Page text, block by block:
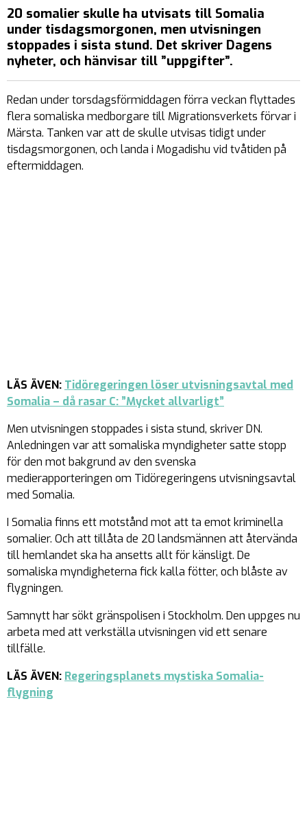
20 somalier skulle ha utvisats till Somalia
under tisdagsmorgonen, men utvisningen
stoppades i sista stund. Det skriver Dagens
nyheter, och hänvisar till ”uppgifter”.
Redan under torsdagsförmiddagen förra veckan flyttades
flera somaliska medborgare till Migrationsverkets förvar i
Märsta. Tanken var att de skulle utvisas tidigt under
tisdagsmorgonen, och landa i Mogadishu vid tvåtiden på
eftermiddagen.
LÄS ÄVEN: Tidöregeringen löser utvisningsavtal med
Somalia – då rasar C: ”Mycket allvarligt”
Men utvisningen stoppades i sista stund, skriver DN.
Anledningen var att somaliska myndigheter satte stopp
för den mot bakgrund av den svenska
medierapporteringen om Tidöregeringens utvisningsavtal
med Somalia.
I Somalia finns ett motstånd mot att ta emot kriminella
somalier. Och att tillåta de 20 landsmännen att återvända
till hemlandet ska ha ansetts allt för känsligt. De
somaliska myndigheterna fick kalla fötter, och blåste av
flygningen.
Samnytt har sökt gränspolisen i Stockholm. Den uppges nu
arbeta med att verkställa utvisningen vid ett senare
tillfälle.
LÄS ÄVEN: Regeringsplanets mystiska Somalia-
flygning